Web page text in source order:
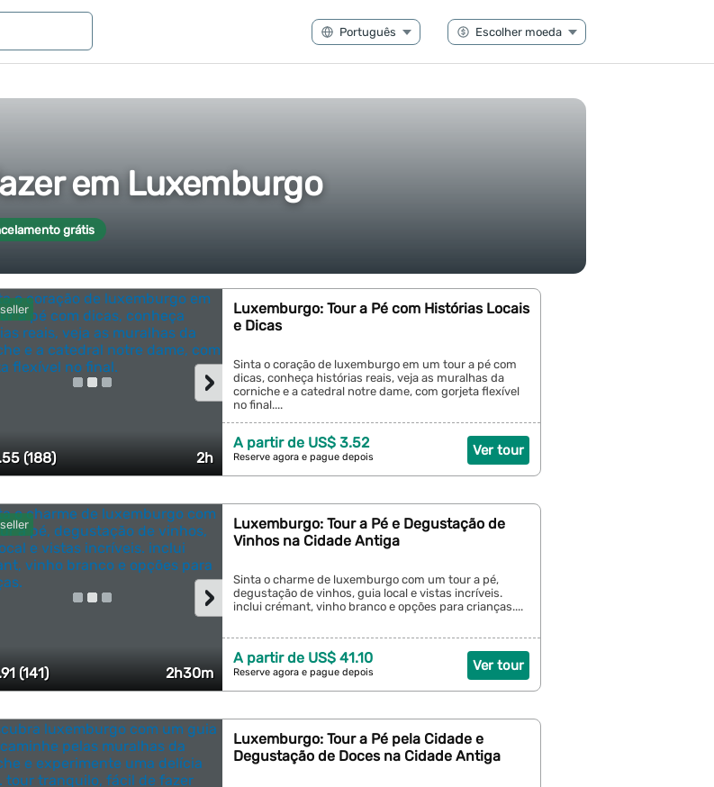
em Luxemburgo
grátis
(188) 2h
›
Luxemburgo: Tour a Pé com Histórias Locais
e Dicas
Sinta o coração de luxemburgo em um tour a pé com
dicas, conheça histórias reais, veja as muralhas da
corniche e a catedral notre dame, com gorjeta flexível
no final....
Ver tour
A partir de US$ 3.52
Reserve agora e pague depois
(141) 2h30m
›
Luxemburgo: Tour a Pé e Degustação de
Vinhos na Cidade Antiga
Sinta o charme de luxemburgo com um tour a pé,
degustação de vinhos, guia local e vistas incríveis.
inclui crémant, vinho branco e opções para crianças....
Ver tour
A partir de US$ 41.10
Reserve agora e pague depois
Luxemburgo: Tour a Pé pela Cidade e
Degustação de Doces na Cidade Antiga